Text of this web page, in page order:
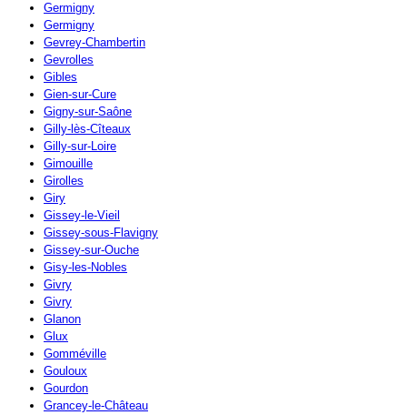
Germigny
Germigny
Gevrey-Chambertin
Gevrolles
Gibles
Gien-sur-Cure
Gigny-sur-Saône
Gilly-lès-Cîteaux
Gilly-sur-Loire
Gimouille
Girolles
Giry
Gissey-le-Vieil
Gissey-sous-Flavigny
Gissey-sur-Ouche
Gisy-les-Nobles
Givry
Givry
Glanon
Glux
Gomméville
Gouloux
Gourdon
Grancey-le-Château